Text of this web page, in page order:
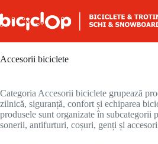
Accesorii biciclete
Categoria Accesorii biciclete grupează
zilnică, siguranță, confort și echiparea
produsele sunt organizate în subcategorii
sonerii, antifurturi, coșuri, genți și